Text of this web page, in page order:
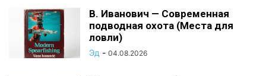
В. Иванович — Современная
подводная охота (Места для
ловли)
Эд - 04.08.2026